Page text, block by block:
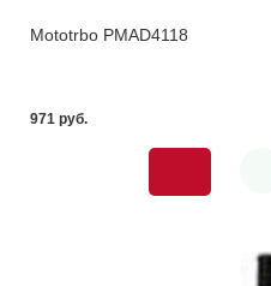
Mototrbo PMAD4118
971 pуб.